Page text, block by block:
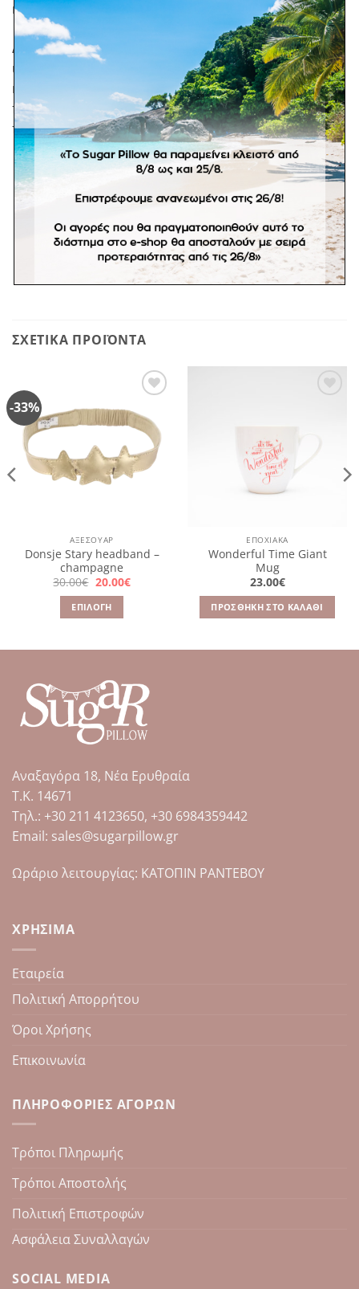
ΠΕΡΙΓΡΑΦΉ
Δοχείο φαγητού της εταιρείας Petit Monkey με
ιριδίζοντα αστεράκια στο καπάκι! Με ασφαλές
κλείσιμο. Στο εσωτερικό έχει τρεις αφαιρούμενες
πλενόμενες θήκες. Συνδυάστε το με το ασορτί
παγούρι.
BPA Free
Ασφαλές για τρόφιμα
Πλένεται και στο πλυντήριο πιάτων στην επάνω
θέση στους 40 βαθμούς
Διαστάσεις:18,5 x 14,2 x 6 εκ.
ΣΧΕΤΙΚΆ ΠΡΟΪΌΝΤΑ
-33%
Πρόσθήκη
στην
λίστα
επιθυμιών
ΑΞΕΣΟΥΆΡ
Donsje Stary headband –
champagne
30.00€ Original
was:
30.00€.
20.00€Η
ΕΠΙΛΟΓΉ
έχει
πολλαπλές
παραλλαγές.
Οι
επιλογές
να
στη
σελίδα
του
ΕΠΟΧΙΑΚΑ
Wonderful Time Giant
Mug
23.00€
ΠΡΟΣΘΉΚΗ ΣΤΟ ΚΑΛΆΘΙ
Αναξαγόρα 18, Νέα Ερυθραία
Τ.Κ. 14671
Tηλ.: +30 211 4123650, +30 6984359442
Email: sales@sugarpillow.gr
Ωράριο λειτουργίας: ΚΑΤΟΠΙΝ ΡΑΝΤΕΒΟΥ
ΧΡΉΣΙΜΑ
Εταιρεία
Πολιτική Απορρήτου
Όροι Χρήσης
Επικοινωνία
ΠΛΗΡΟΦΟΡΊΕΣ ΑΓΟΡΏΝ
Τρόποι Πληρωμής
Τρόποι Αποστολής
Πολιτική Επιστροφών
Ασφάλεια Συναλλαγών
SOCIAL MEDIA